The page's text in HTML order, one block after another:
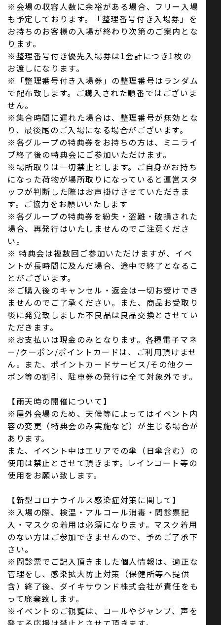
※会場の収容人数に余裕がある場合、フリー入場
も予定しております。「整理番号付き入場券」を
お持ちのお客様の入場が終わり次第のご案内とな
ります。
※整理番号付き優先入場券は1会計につき1枚の
お渡しになります。
※「整理番号付き入場券」の整理番号はランダム
で配布致します。ご購入された順番ではございま
せん。
※集合時間に遅れた場合は、整理番号が無効とな
り、最後尾のご入場になる場合がございます。
※各グループの特典券をお持ちの方は、ミニライ
ブ終了後の特典会にご参加いただけます。
※場所取りは一切禁止とします。ご自身がお持ち
になった荷物が場所取りになっていると運営スタ
ッフが判断した際はお声掛けさせていただきま
す。ご協力をお願いいたします
※各グループの特典券を紛失・盗難・破損された
場合、再発行はいたしませんのでご注意くださ
い。
※ 特典会は複数回ご参加いただけますが、イベ
ントが長時間に及んだ場合、途中で終了となるこ
とがございます。
※ご購入後のキャンセル・返金は一切お受けでき
ませんのでご了承ください。また、商品お受取り
後に発覚致しました不良品は良品交換とさせてい
ただきます。
※お支払いは現金のみとなります。各種電子マネ
ー/クーポン/ポイントカードは、ご利用頂けませ
ん。また、ポイントカ－ドサービス/その他クー
ポン等の割引、駐車券の発行は全て対象外です。
【雨天時の開催について】
※屋外会場のため、天候等によってはイベント内
容の変更（特典会のみ実施など）が生じる場合が
あります。
また、イベント中はエリアでの傘（日傘含む）の
使用は禁止とさせて頂きます。レインコート等の
使用をお願い致します。
【新型コロナウイルス感染症対策に関して】
※入場の際、検温・アルコール消毒・問診票記
入・マスクの着用は必須になります。マスク着用
のない方はご参加できませんので、予めご了承下
さい。
※問診票でご記入頂きました個人情報は、適正な
管理をし、感染拡大防止対策（保健所等へ提供
含）終了後、ダイキサウンド株式会社が責任をも
って廃棄致します。
※イベントのご観覧は、コールやジャンプ、声を